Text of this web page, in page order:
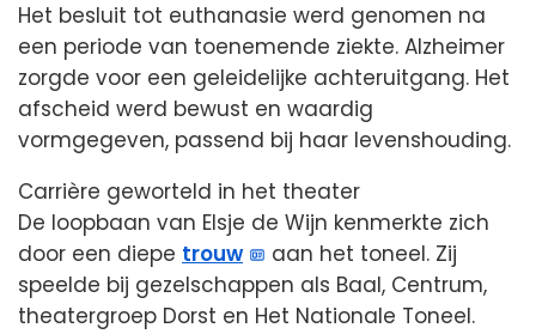
Het besluit tot euthanasie werd genomen na
een periode van toenemende ziekte. Alzheimer
zorgde voor een geleidelijke achteruitgang. Het
afscheid werd bewust en waardig
vormgegeven, passend bij haar levenshouding.
Carrière geworteld in het theater
De loopbaan van Elsje de Wijn kenmerkte zich
door een diepe trouw
aan het toneel. Zij
speelde bij gezelschappen als Baal, Centrum,
theatergroep Dorst en Het Nationale Toneel.